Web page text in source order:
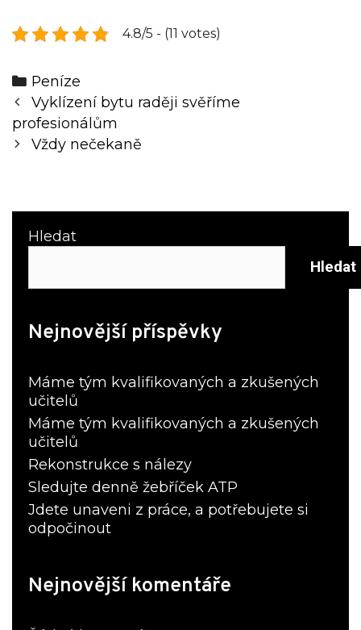
4.8/5 - (11 votes)
Categories
Peníze
Post
navigation
Vyklízení bytu raději svěříme
profesionálům
Vždy nečekaně
Hledat
Hledat
Nejnovější příspěvky
Máme tým kvalifikovaných a zkušených
učitelů
Máme tým kvalifikovaných a zkušených
učitelů
Rekonstrukce s nálezy
Sledujte denně žebříček ATP
Jdete unaveni z práce, a potřebujete si
odpočinout
Nejnovější komentáře